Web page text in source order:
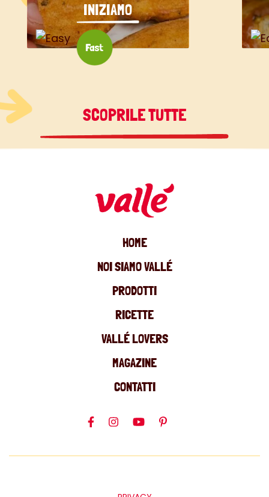
INIZIAMO
SCOPRILE TUTTE
HOME
NOI SIAMO VALLÉ
PRODOTTI
RICETTE
VALLÉ LOVERS
MAGAZINE
CONTATTI